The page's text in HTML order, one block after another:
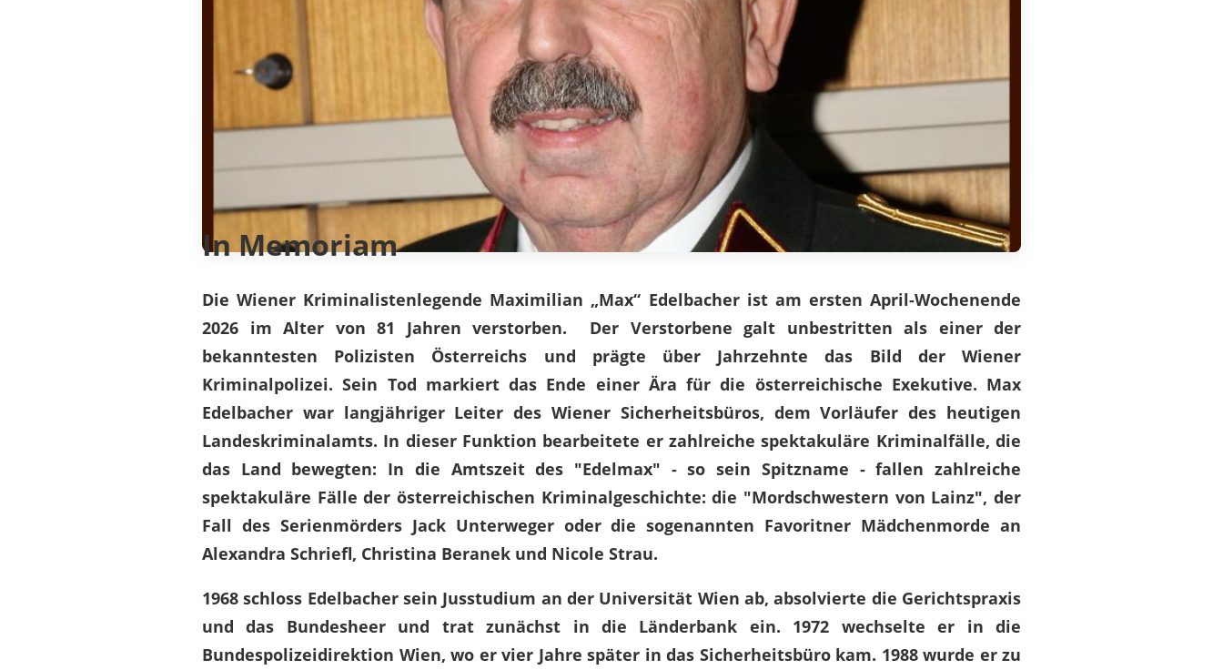
In Memoriam
Die Wiener Kriminalistenlegende Maximilian „Max“ Edelbacher ist am ersten April-Wochenende
2026 im Alter von 81 Jahren verstorben. Der Verstorbene galt unbestritten als einer der
bekanntesten Polizisten Österreichs und prägte über Jahrzehnte das Bild der Wiener
Kriminalpolizei. Sein Tod markiert das Ende einer Ära für die österreichische Exekutive. Max
Edelbacher war langjähriger Leiter des Wiener Sicherheitsbüros, dem Vorläufer des heutigen
Landeskriminalamts. In dieser Funktion bearbeitete er zahlreiche spektakuläre Kriminalfälle, die
das Land bewegten: In die Amtszeit des "Edelmax" - so sein Spitzname - fallen zahlreiche
spektakuläre Fälle der österreichischen Kriminalgeschichte: die "Mordschwestern von Lainz", der
Fall des Serienmörders Jack Unterweger oder die sogenannten Favoritner Mädchenmorde an
Alexandra Schriefl, Christina Beranek und Nicole Strau.
1968 schloss Edelbacher sein Jusstudium an der Universität Wien ab, absolvierte die Gerichtspraxis
und das Bundesheer und trat zunächst in die Länderbank ein. 1972 wechselte er in die
Bundespolizeidirektion Wien, wo er vier Jahre später in das Sicherheitsbüro kam. 1988 wurde er zu